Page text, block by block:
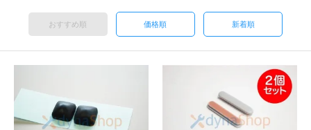
おすすめ順 価格順 新着順